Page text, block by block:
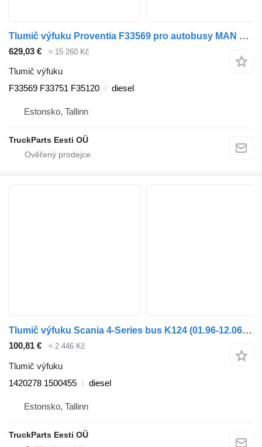
Tlumič výfuku Proventia F33569 pro autobusy MAN LIONS CITY A44 (01.04-)
629,03 € ≈ 15 260 Kč
Tlumič výfuku
F33569 F33751 F35120
diesel
Estonsko, Tallinn
TruckParts Eesti OÜ
Tlumič výfuku Scania 4-Series bus K124 (01.96-12.06) 1420278 pro autobusy Scania 4-series bus (1995-2006)
100,81 € ≈ 2 446 Kč
Tlumič výfuku
1420278 1500455
diesel
Estonsko, Tallinn
TruckParts Eesti OÜ